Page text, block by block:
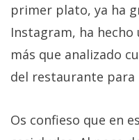
primer plato, ya ha
Instagram, ha
más que analizado
del restaurante
Os confieso que en